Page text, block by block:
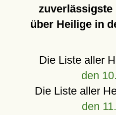
zuverlässigste
über Heilige in
Die Liste aller
den
Die Liste aller
den